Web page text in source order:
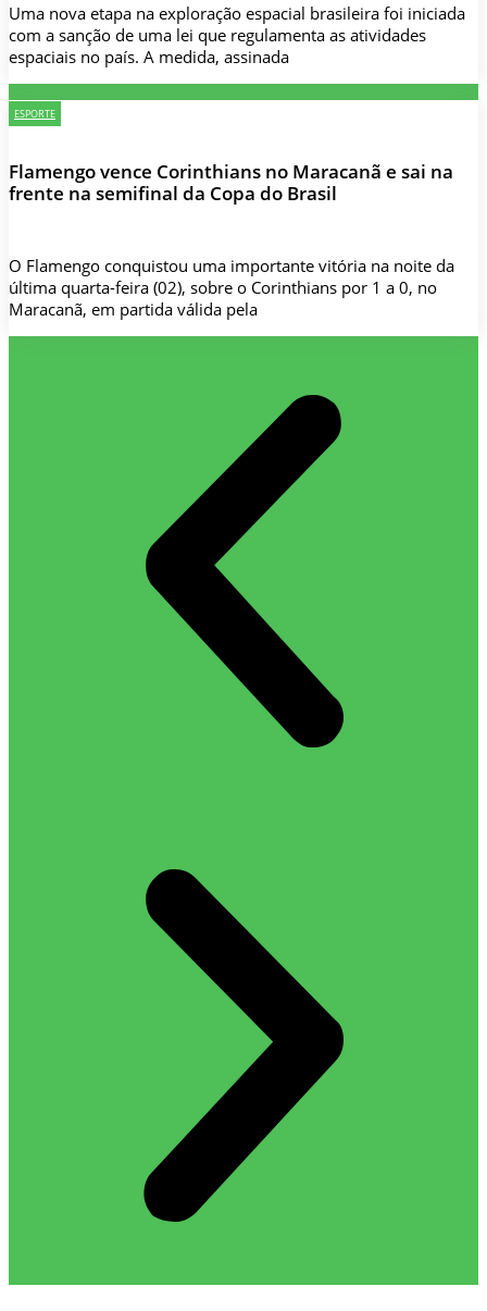
Uma nova etapa na exploração espacial brasileira foi iniciada
com a sanção de uma lei que regulamenta as atividades
espaciais no país. A medida, assinada
ESPORTE
Flamengo vence Corinthians no Maracanã e sai na
frente na semifinal da Copa do Brasil
O Flamengo conquistou uma importante vitória na noite da
última quarta-feira (02), sobre o Corinthians por 1 a 0, no
Maracanã, em partida válida pela